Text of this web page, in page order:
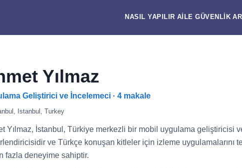
NASIL YAPILIR AILE GÜVENLIK
Yılmaz
Geliştirici ve İncelemeci · 4 makale
Istanbul, Turkey
Yılmaz, İstanbul, Türkiye merkezli bir mobil uygulama geliştiricisi
ve Türkçe konuşan kitleler için izleme uygulamalarını
fazla deneyime sahiptir.